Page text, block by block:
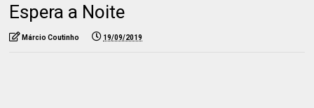
Espera a Noite
Márcio Coutinho 19/09/2019